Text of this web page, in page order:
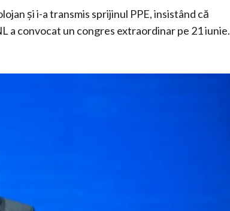
și i-a transmis sprijinul PPE, insistând că
a convocat un congres extraordinar pe 21 iunie.